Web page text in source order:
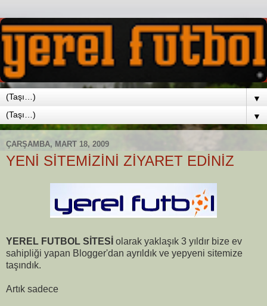
▼
▼
ÇARŞAMBA, MART 18, 2009
YENİ SİTEMİZİNİ ZİYARET EDİNİZ
YEREL FUTBOL SİTESİ olarak yaklaşık 3 yıldır bize ev
sahipliği yapan Blogger'dan ayrıldık ve yepyeni sitemize
taşındık.
Artık sadece